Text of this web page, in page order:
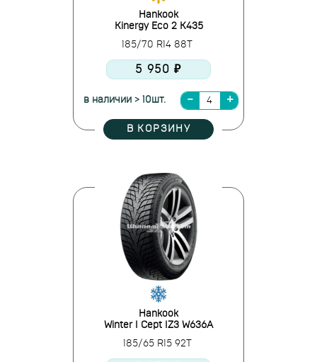
Hankook
Kinergy Eco 2 K435
185/70 R14 88T
5 950 ₽
в наличии > 10шт.
В КОРЗИНУ
Hankook
Winter I Cept IZ3 W636A
185/65 R15 92T